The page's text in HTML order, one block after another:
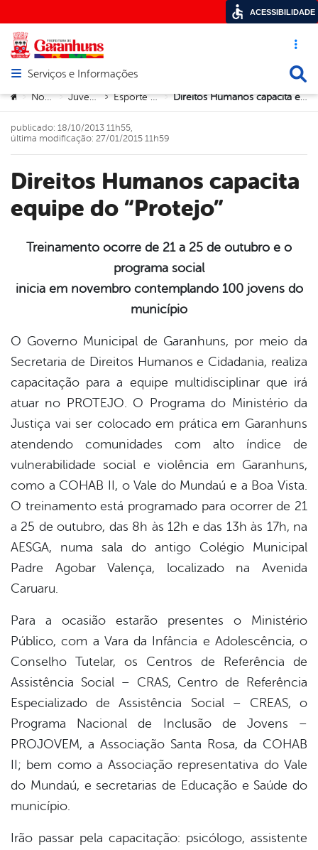
Acesso
Abrir menu principal de navegação
Serviços e Informações
Você está aqui:
> Notícias > Juventude > Esporte e Lazer > Direitos Humanos capacita equipe do “Protejo”
Direitos Humanos capacita
equipe do “Protejo”
publicado: 18/10/2013 11h55,
última modificação: 27/01/2015 11h59
Treinamento ocorre de 21 a 25 de outubro e o
programa social
inicia em novembro contemplando 100 jovens do
município
O Governo Municipal de Garanhuns, por meio da
Secretaria de Direitos Humanos e Cidadania, realiza
capacitação para a equipe multidisciplinar que irá
atuar no PROTEJO. O Programa do Ministério da
Justiça vai ser colocado em prática em Garanhuns
atendendo comunidades com alto índice de
vulnerabilidade social e violência em Garanhuns,
como a COHAB II, o Vale do Mundaú e a Boa Vista.
O treinamento está programado para ocorrer de 21
a 25 de outubro, das 8h às 12h e das 13h às 17h, na
AESGA, numa sala do antigo Colégio Municipal
Padre Agobar Valença, localizado na Avenida
Caruaru.
Para a ocasião estarão presentes o Ministério
Público, com a Vara da Infância e Adolescência, o
Conselho Tutelar, os Centros de Referência de
Assistência Social – CRAS, Centro de Referência
Especializado de Assistência Social – CREAS, o
Programa Nacional de Inclusão de Jovens –
PROJOVEM, a Associação Santa Rosa, da COHAB
II; bem como a Associação representativa do Vale
do Mundaú, e secretarias de Educação e Saúde do
município.
Irão passar pela capacitação: psicólogo, assistente
ACESSIBILIDADE